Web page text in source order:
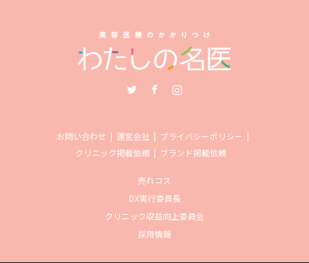
お問い合わせ 運営会社
プライバシーポリシー
クリニック掲載依頼
ブランド掲載依頼
売れコス
DX実行委員長
クリニック収益向上委員会
採用情報